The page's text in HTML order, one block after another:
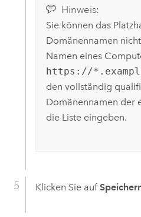
Hinweis:
Sie können das
Domänennamen
Namen eines
https://
den vollständig
Domänennamen der
die Liste eingeben.
Klicken Sie auf